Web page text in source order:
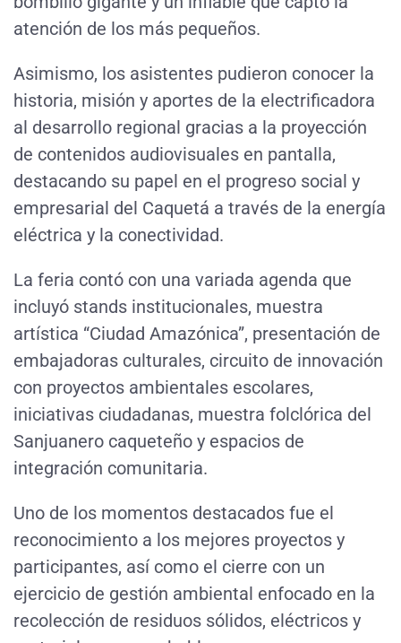
atención de los más pequeños.
Asimismo, los asistentes pudieron conocer la
historia, misión y aportes de la electrificadora
al desarrollo regional gracias a la proyección
de contenidos audiovisuales en pantalla,
destacando su papel en el progreso social y
empresarial del Caquetá a través de la energía
eléctrica y la conectividad.
La feria contó con una variada agenda que
incluyó stands institucionales, muestra
artística “Ciudad Amazónica”, presentación de
embajadoras culturales, circuito de innovación
con proyectos ambientales escolares,
iniciativas ciudadanas, muestra folclórica del
Sanjuanero caqueteño y espacios de
integración comunitaria.
Uno de los momentos destacados fue el
reconocimiento a los mejores proyectos y
participantes, así como el cierre con un
ejercicio de gestión ambiental enfocado en la
recolección de residuos sólidos, eléctricos y